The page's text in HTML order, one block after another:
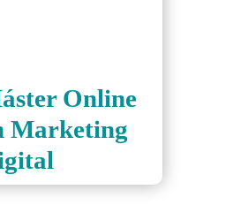
Online
Marketing